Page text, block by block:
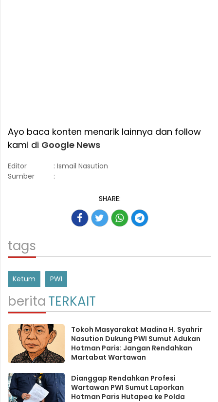
Ayo baca konten menarik lainnya dan follow
kami di Google News
Editor
: Ismail Nasution
Sumber
:
SHARE:
tags
Ketum PWI
beritaTERKAIT
Tokoh Masyarakat Madina H. Syahrir
Nasution Dukung PWI Sumut Adukan
Hotman Paris: Jangan Rendahkan
Martabat Wartawan
Dianggap Rendahkan Profesi
Wartawan PWI Sumut Laporkan
Hotman Paris Hutapea ke Polda